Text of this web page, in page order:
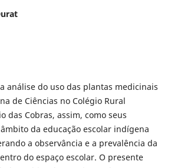
análise do uso das plantas medicinais
de Ciências no Colégio Rural
das Cobras, assim, como seus
da educação escolar indígena
a observância e a prevalência da
do espaço escolar. O presente